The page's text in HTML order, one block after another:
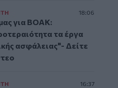
18:06
για ΒΟΑΚ:
τα έργα
ασφάλειας"- Δείτε
16:37